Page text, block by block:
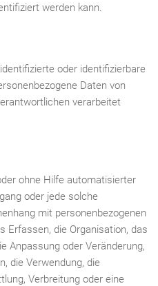
werden kann.
oder identifizierbare
Daten von
verarbeitet
ohne Hilfe automatisierter
oder jede solche
mit personenbezogenen
Erfassen, die Organisation, das
Anpassung oder Veränderung,
die Verwendung, die
Verbreitung oder eine